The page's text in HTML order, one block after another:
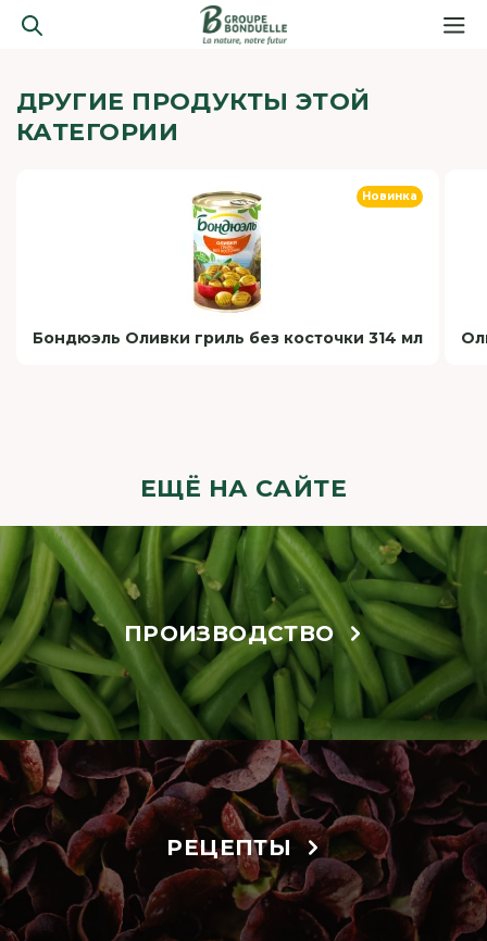
ДРУГИЕ ПРОДУКТЫ ЭТОЙ
КАТЕГОРИИ
Новинка
Бондюэль Оливки гриль без косточки 314 мл
ЕЩЁ НА САЙТЕ
ПРОИЗВОДСТВО
РЕЦЕПТЫ